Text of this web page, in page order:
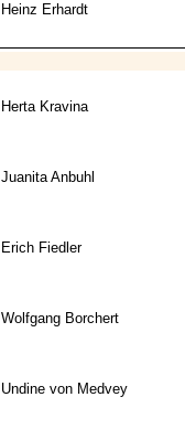
Heinz Erhardt
Herta Kravina
Juanita Anbuhl
Erich Fiedler
Wolfgang Borchert
Undine von Medvey